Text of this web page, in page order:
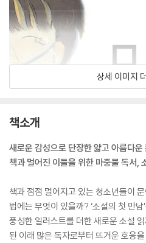
상세 이미지
책소개
새로운 감성으로 단장한 얇고 아름다운
책과 멀어진 이들을 위한 마중물 독서,
책과 점점 멀어지고 있는 청소년들이
법에는 무엇이 있을까? ‘소설의 첫 만
풍성한 일러스트를 더한 새로운 소설
된 이래 많은 독자로부터 뜨거운 호응